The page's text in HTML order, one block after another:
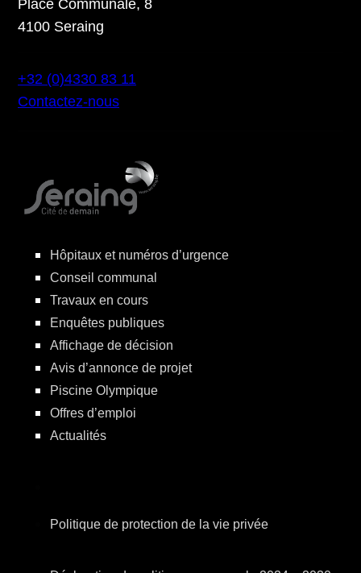
Place Communale, 8
4100 Seraing
+32 (0)4330 83 11
Contactez-nous
Hôpitaux et numéros d’urgence
Conseil communal
Travaux en cours
Enquêtes publiques
Affichage de décision
Avis d’annonce de projet
Piscine Olympique
Offres d’emploi
Actualités
Politique de protection de la vie privée